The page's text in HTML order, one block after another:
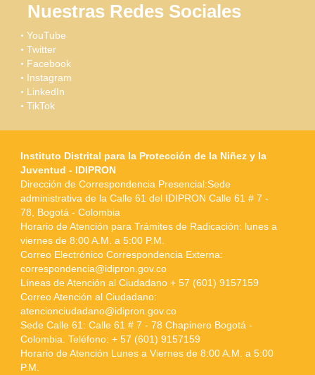
Nuestras Redes Sociales
YouTube
Twitter
Facebook
Instagram
LinkedIn
TikTok
Instituto Distrital para la Protección de la Niñez y la
Juventud - IDIPRON
Dirección de Correspondencia Presencial:Sede
administrativa de la Calle 61 del IDIPRON Calle 61 # 7 -
78, Bogotá - Colombia
Horario de Atención para Trámites de Radicación: lunes a
viernes de 8:00 A.M. a 5:00 P.M.
Correo Electrónico Correspondencia Externa:
correspondencia@idipron.gov.co
Líneas de Atención al Ciudadano + 57 (601) 9157159
Correo Atención al Ciudadano:
atencionciudadano@idipron.gov.co
Sede Calle 61: Calle 61 # 7 - 78 Chapinero Bogotá -
Colombia. Teléfono: + 57 (601) 9157159
Horario de Atención Lunes a Viernes de 8:00 A.M. a 5:00
P.M.